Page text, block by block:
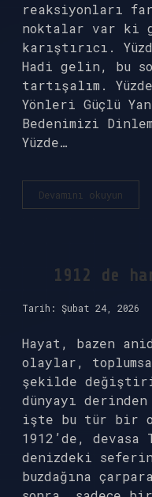
reaksiyonları
noktalar var ki
karıştırıcı.
Hadi gelin, bu
tartışalım.
Yönleri Güçlü
Bedenimizi
Yüzde…
Devamını okuyun
alerji
1912 de
Tarih: Şubat 24, 2026
Hayat, bazen
olaylar,
şekilde
dünyayı
işte bu tür bir
1912’de,
denizdeki
buzdağına